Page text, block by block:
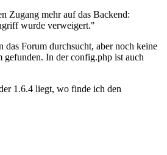
Zugang mehr auf das Backend:
wurde verweigert."
das Forum durchsucht, aber noch keine
In der config.php ist auch
1.6.4 liegt, wo finde ich den